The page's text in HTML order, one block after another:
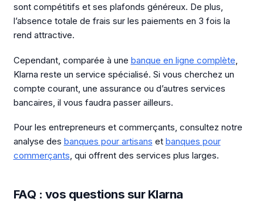
sont compétitifs et ses plafonds généreux. De plus,
l’absence totale de frais sur les paiements en 3 fois la
rend attractive.
Cependant, comparée à une banque en ligne complète
Klarna reste un service spécialisé. Si vous cherchez un
compte courant, une assurance ou d’autres services
bancaires, il vous faudra passer ailleurs.
Pour les entrepreneurs et commerçants, consultez notre
analyse des banques pour artisans et banques pour
commerçants, qui offrent des services plus larges.
FAQ : vos questions sur Klarna